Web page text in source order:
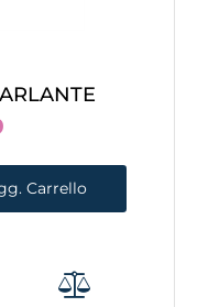
Carrello